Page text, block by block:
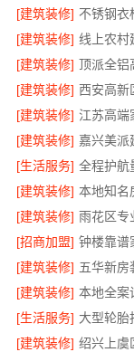
[建筑装修]
[建筑装修]
[建筑装修] 顶派全铝
[建筑装修] 西安高新
[建筑装修] 江苏高端
[建筑装修] 嘉兴美派
[生活服务]
[建筑装修] 本地知名
[建筑装修]
[招商加盟]
[建筑装修] 五华新房
[建筑装修]
[生活服务]
[建筑装修]